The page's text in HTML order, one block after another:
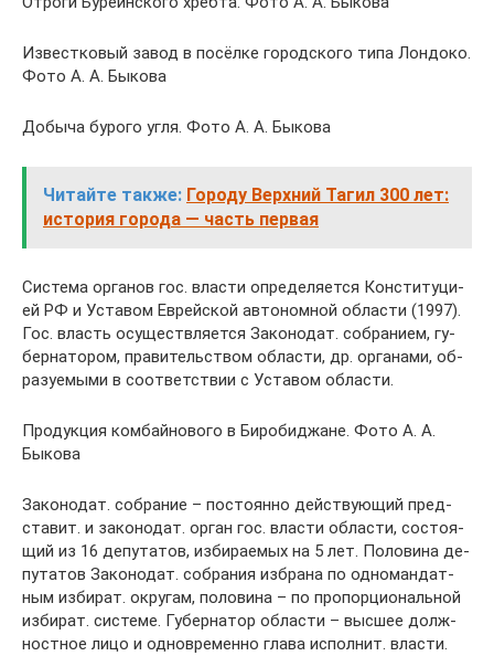
Известковый завод в посёлке городского типа Лондоко.
Фото А. А. Быкова
Добыча бурого угля. Фото А. А. Быкова
Читайте также: Городу Верхний Тагил 300 лет:
история города — часть первая
Сис­те­ма ор­га­нов гос. вла­сти оп­ре­де­ля­ет­ся Кон­сти­ту­ци­
ей РФ и Ус­та­вом Ев­рей­ской ав­то­ном­ной об­лас­ти (1997).
Гос. власть осу­ще­ст­в­ля­ет­ся За­ко­но­дат. со­б­ра­ни­ем, гу­
бер­на­то­ром, пра­ви­тель­ст­вом об­лас­ти, др. ор­га­на­ми, об­
ра­зуе­мы­ми в со­от­вет­ст­вии с Ус­та­вом об­лас­ти.
Продукция комбайнового в Биробиджане. Фото А. А.
Быкова
За­ко­но­дат. со­б­ра­ние – по­сто­ян­но дей­ст­вую­щий пред­
ста­вит. и за­ко­но­дат. ор­ган гос. вла­сти об­лас­ти, со­стоя­
щий из 16 де­пу­та­тов, из­би­рае­мых на 5 лет. По­ло­ви­на де­
пу­та­тов За­ко­но­дат. со­б­ра­ния из­бра­на по од­но­ман­дат­
ным из­би­рат. ок­ру­гам, по­ло­ви­на – по про­пор­цио­наль­ной
из­би­рат. си­сте­ме. Гу­бер­на­тор об­лас­ти – выс­шее долж­
но­ст­ное ли­цо и од­но­вре­мен­но гла­ва ис­пол­нит. вла­сти.